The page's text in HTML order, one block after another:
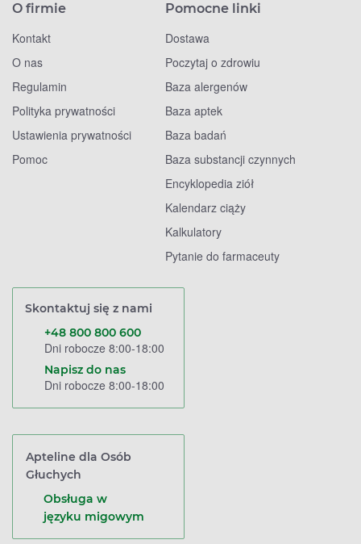
O firmie
Kontakt
O nas
Regulamin
Polityka prywatności
Ustawienia prywatności
Pomoc
Pomocne linki
Dostawa
Poczytaj o zdrowiu
Baza alergenów
Baza aptek
Baza badań
Baza substancji czynnych
Encyklopedia ziół
Kalendarz ciąży
Kalkulatory
Pytanie do farmaceuty
Skontaktuj się z nami
+48 800 800 600
Dni robocze 8:00-18:00
Napisz do nas
Dni robocze 8:00-18:00
Apteline dla Osób
Głuchych
Obsługa w
języku migowym